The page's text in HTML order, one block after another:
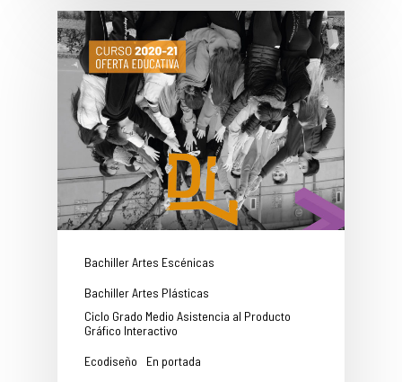
Bachiller Artes Escénicas
Bachiller Artes Plásticas
Ciclo Grado Medio Asistencia al Producto
Gráfico Interactivo
Ecodiseño
En portada